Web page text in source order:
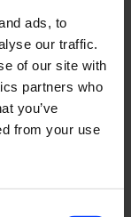
ads, to
our traffic.
of our site with
partners who
you’ve
from your use